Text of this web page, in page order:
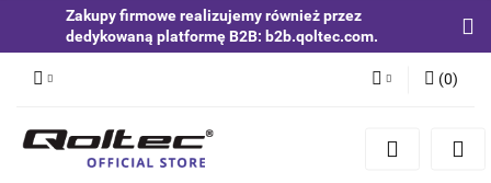
Zakupy firmowe realizujemy również przez
dedykowaną platformę B2B: b2b.qoltec.com.
Zaloguj się
(0)